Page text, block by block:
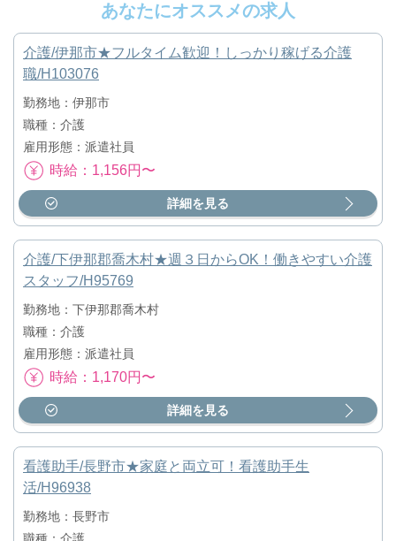
あなたにオススメの求人
介護/伊那市★フルタイム歓迎！しっかり稼げる介護
職/H103076
勤務地：伊那市
職種：介護
雇用形態：派遣社員
時給：1,156円〜
詳細を見る
介護/下伊那郡喬木村★週３日からOK！働きやすい介護
スタッフ/H95769
勤務地：下伊那郡喬木村
職種：介護
雇用形態：派遣社員
時給：1,170円〜
詳細を見る
看護助手/長野市★家庭と両立可！看護助手生
活/H96938
勤務地：長野市